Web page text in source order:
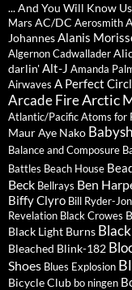
... And You Will Know
Mars AC/DC Aerosmith
JohannesAlanis
Algernon Cadwallader
darlin'Alt-J Amanda
Airwaves A Perfect
Arcade FireArctic
Atlantic/PacificAtoms for
MaurAye Nako
Balance and Composure
Battles Beach House
Beck Bellrays Ben
Biffy Clyro Bill Ryder-
Revelation Black Crowes
Black Light Burns
Bleached Blink-182
Shoes Blues Explosion
Bicycle Club bo ningen